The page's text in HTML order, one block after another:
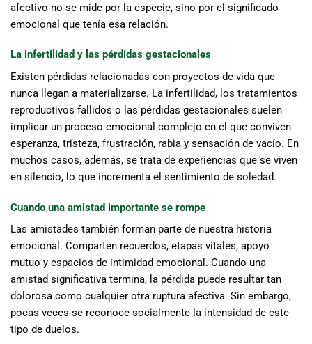
afectivo no se mide por la especie, sino por el significado
emocional que tenía esa relación.
La infertilidad y las pérdidas gestacionales
Existen pérdidas relacionadas con proyectos de vida que
nunca llegan a materializarse. La infertilidad, los tratamientos
reproductivos fallidos o las pérdidas gestacionales suelen
implicar un proceso emocional complejo en el que conviven
esperanza, tristeza, frustración, rabia y sensación de vacío. En
muchos casos, además, se trata de experiencias que se viven
en silencio, lo que incrementa el sentimiento de soledad.
Cuando una amistad importante se rompe
Las amistades también forman parte de nuestra historia
emocional. Comparten recuerdos, etapas vitales, apoyo
mutuo y espacios de intimidad emocional. Cuando una
amistad significativa termina, la pérdida puede resultar tan
dolorosa como cualquier otra ruptura afectiva. Sin embargo,
pocas veces se reconoce socialmente la intensidad de este
tipo de duelos.